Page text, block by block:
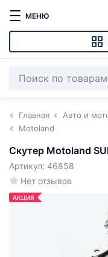
МЕНЮ
Главная Авто и
Motoland
Скутер Motoland
Нет отзывов
Артикул: 46858
АКЦИЯ